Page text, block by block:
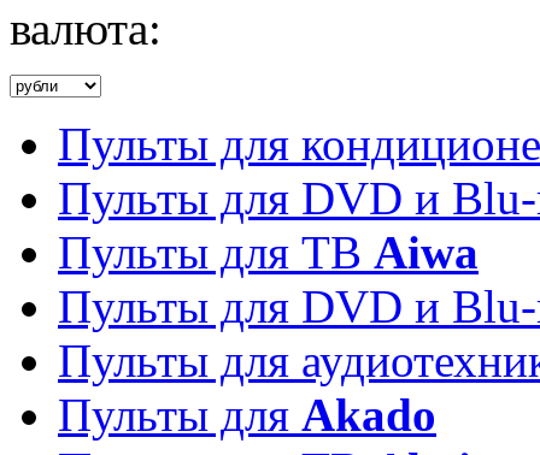
валюта:
Пульты для
Пульты для DVD и
Пульты для ТВ Aiwa
Пульты для DVD и
Пульты для
Пульты для Akado